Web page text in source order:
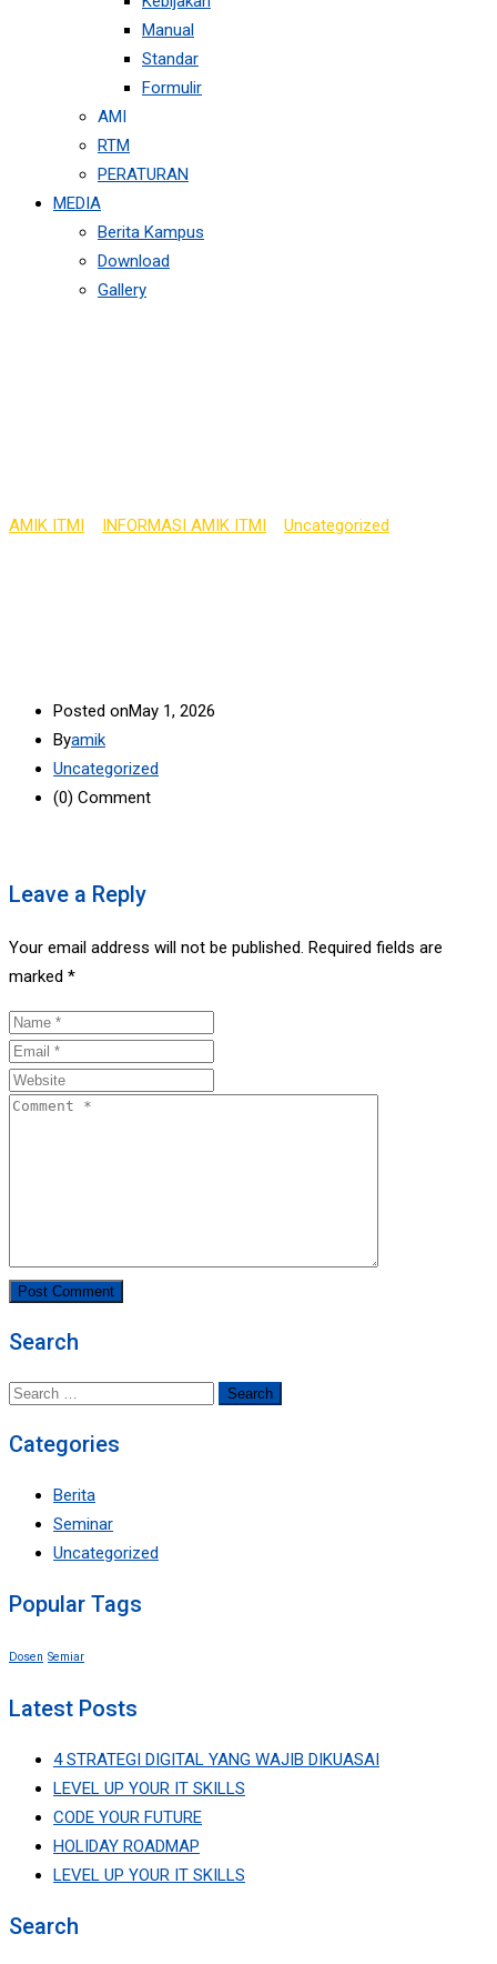
Manual
Standar
Formulir
AMI
RTM
PERATURAN
MEDIA
Berita Kampus
Download
Gallery
AMIK ITMI INFORMASI AMIK ITMI Uncategorized
Posted onMay 1, 2026
Byamik
Uncategorized
(0) Comment
Leave a Reply
Your email address will not be published. Required fields are
marked *
Search
Search
Categories
Berita
Seminar
Uncategorized
Popular Tags
Dosen Semiar
Latest Posts
4 STRATEGI DIGITAL YANG WAJIB DIKUASAI
LEVEL UP YOUR IT SKILLS
CODE YOUR FUTURE
HOLIDAY ROADMAP
LEVEL UP YOUR IT SKILLS
Search